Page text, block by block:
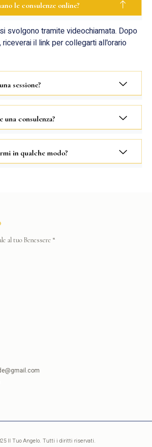
le consulenze online?
svolgono tramite videochiamata. Dopo
riceverai il link per collegarti all'orario
sessione?
una consulenza?
in qualche modo?
al tuo Benessere “
Il Tuo Angelo. Tutti i diritti riservati.